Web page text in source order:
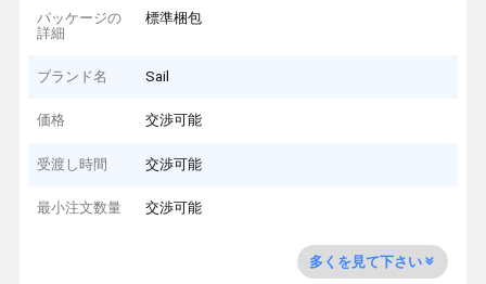
パッケージの
詳細
標準梱包
ブランド名 Sail
価格 交渉可能
受渡し時間 交渉可能
最小注文数量 交渉可能
多くを見て下さい